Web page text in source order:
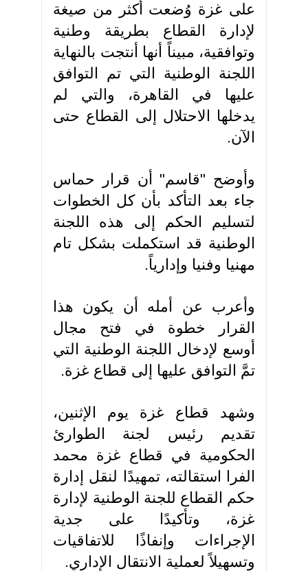
على غزة وُضعت أكثر من صيغة
لإدارة القطاع بطريقة وطنية
وتوافقية، مبيناً أنها أنتجت بالنهاية
اللجنة الوطنية التي تم التوافق
عليها في القاهرة، والتي لم
يدخلها الاحتلال إلى القطاع حتى
الآن.
وأوضح "قاسم" أن قرار حماس
جاء بعد التأكد بأن كل الخطوات
لتسليم الحكم إلى هذه اللجنة
الوطنية قد استكملت بشكل تام
مهنيا وفنيا وإدارياً.
وأعرب عن أمله أن يكون هذا
القرار خطوة في فتح مجال
أوسع لإدخال اللجنة الوطنية التي
تمَّ التوافق عليها إلى قطاع غزة.
وشهد قطاع غزة يوم الإثنين،
تقديم رئيس لجنة الطوارئ
الحكومية في قطاع غزة محمد
الفرا استقالته، تمهيدًا لنقل إدارة
حكم القطاع للجنة الوطنية لإدارة
غزة، وتأكيدًا على جدية
الإجراءات وإنفاذًا للاتفاقيات
وتسهيلاً لعملية الانتقال الإداري.